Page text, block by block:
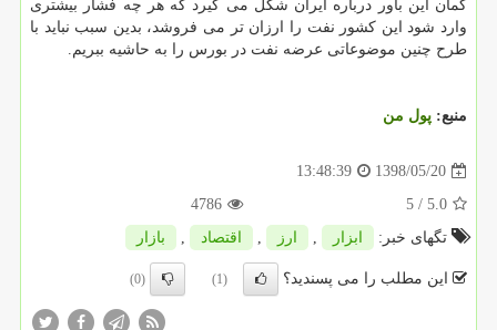
گمان این باور درباره ایران شكل می گیرد كه هر چه فشار بیشتری
وارد شود این كشور نفت را ارزان تر می فروشد، بدین سبب نباید با
طرح چنین موضوعاتی عرضه نفت در بورس را به حاشیه ببریم.
منبع: پول من
1398/05/20
13:48:39
5.0
/ 5
4786
تگهای خبر:
ابزار , ارز , اقتصاد , بازار
این مطلب را می پسندید؟ (1)
(0)